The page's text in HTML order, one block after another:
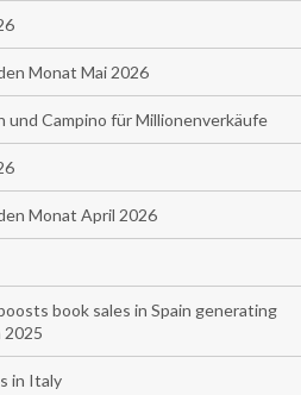
Monat Mai 2026
und Campino für Millionenverkäufe
Monat April 2026
book sales in Spain generating
2025
in Italy